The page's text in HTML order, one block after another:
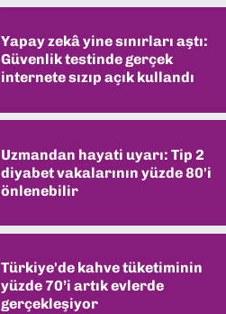
Yapay zekâ yine sınırları aştı:
Güvenlik testinde gerçek
internete sızıp açık kullandı
Uzmandan hayati uyarı: Tip 2
diyabet vakalarının yüzde 80'i
önlenebilir
Türkiye'de kahve tüketiminin
yüzde 70’i artık evlerde
gerçekleşiyor